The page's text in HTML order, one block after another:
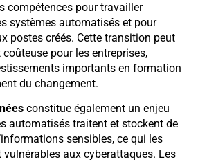
compétences pour travailler
systèmes automatisés et pour
postes créés. Cette transition peut
coûteuse pour les entreprises,
importants en formation
du changement.
constitue également un enjeu
automatisés traitent et stockent de
sensibles, ce qui les
aux cyberattaques. Les